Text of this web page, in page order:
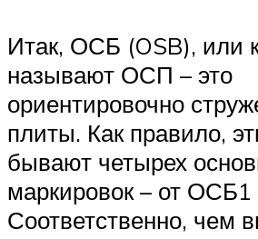
Итак, ОСБ (OSB), или
называют ОСП – это
ориентировочно
плиты. Как правило,
бывают четырех
маркировок – от
Соответственно, чем